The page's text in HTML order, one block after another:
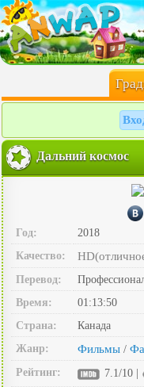
Дальний космос
Год:
2018
Качество:
Перевод:
Время:
01:13:50
Страна:
Канада
Жанр:
Фильмы /
Рейтинг: 7.1/10 |